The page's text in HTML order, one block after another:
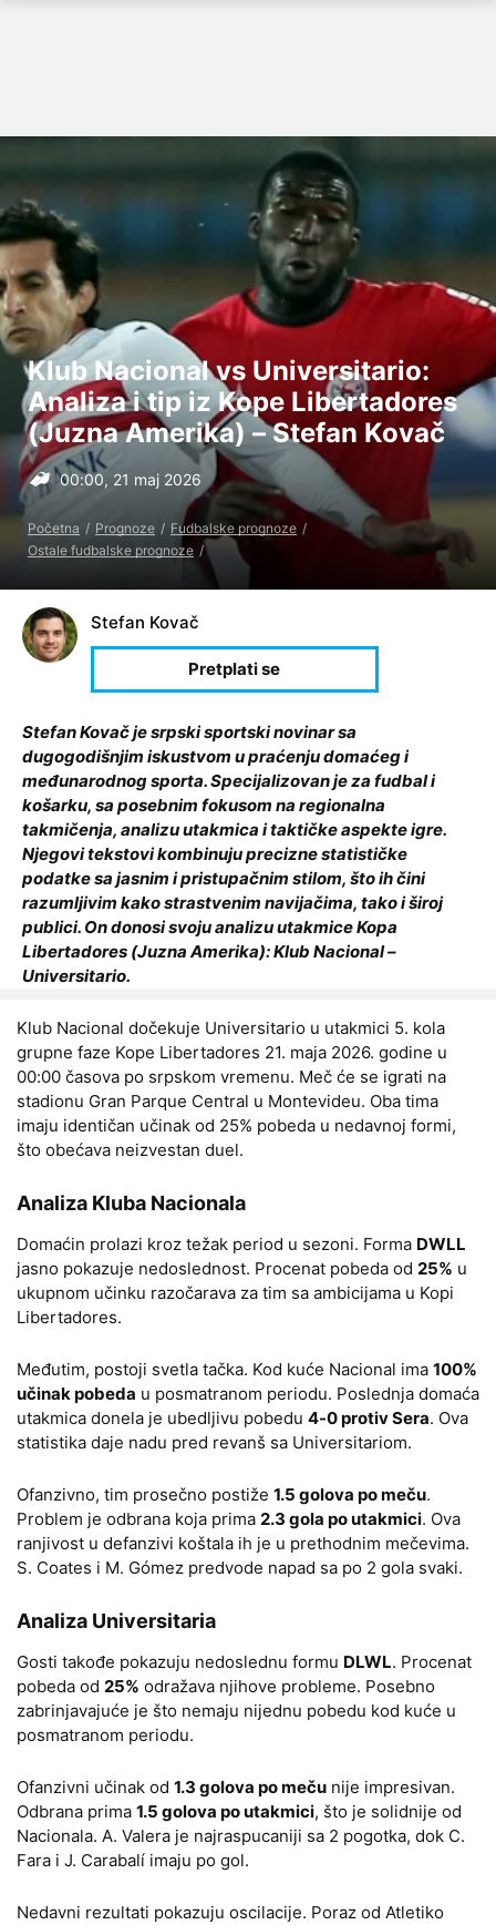
Klub Nacional vs Universitario:
Analiza i tip iz Kope Libertadores
(Juzna Amerika) – Stefan Kovač
00:00, 21 maj 2026
Početna Prognoze
Fudbalske prognoze
Ostale fudbalske prognoze
Stefan Kovač
Stefan Kovač je srpski sportski novinar sa
dugogodišnjim iskustvom u praćenju domaćeg i
međunarodnog sporta. Specijalizovan je za fudbal i
košarku, sa posebnim fokusom na regionalna
takmičenja, analizu utakmica i taktičke aspekte igre.
Njegovi tekstovi kombinuju precizne statističke
podatke sa jasnim i pristupačnim stilom, što ih čini
razumljivim kako strastvenim navijačima, tako i široj
publici. On donosi svoju analizu utakmice Kopa
Libertadores (Juzna Amerika): Klub Nacional –
Universitario.
Klub Nacional dočekuje Universitario u utakmici 5. kola
grupne faze Kope Libertadores 21. maja 2026. godine u
00:00 časova po srpskom vremenu. Meč će se igrati na
stadionu Gran Parque Central u Montevideu. Oba tima
imaju identičan učinak od 25% pobeda u nedavnoj formi,
što obećava neizvestan duel.
Analiza Kluba Nacionala
Domaćin prolazi kroz težak period u sezoni. Forma DWLL
jasno pokazuje nedoslednost. Procenat pobeda od 25% u
ukupnom učinku razočarava za tim sa ambicijama u Kopi
Libertadores.
Međutim, postoji svetla tačka. Kod kuće Nacional ima 100%
učinak pobeda u posmatranom periodu. Poslednja domaća
utakmica donela je ubedljivu pobedu 4-0 protiv Sera. Ova
statistika daje nadu pred revanš sa Universitariom.
Ofanzivno, tim prosečno postiže 1.5 golova po meču.
Problem je odbrana koja prima 2.3 gola po utakmici. Ova
ranjivost u defanzivi koštala ih je u prethodnim mečevima.
S. Coates i M. Gómez predvode napad sa po 2 gola svaki.
Analiza Universitaria
Gosti takođe pokazuju nedoslednu formu DLWL. Procenat
pobeda od 25% odražava njihove probleme. Posebno
zabrinjavajuće je što nemaju nijednu pobedu kod kuće u
posmatranom periodu.
Ofanzivni učinak od 1.3 golova po meču nije impresivan.
Odbrana prima 1.5 golova po utakmici, što je solidnije od
Nacionala. A. Valera je najraspucaniji sa 2 pogotka, dok C.
Fara i J. Carabalí imaju po gol.
Nedavni rezultati pokazuju oscilacije. Poraz od Atletiko